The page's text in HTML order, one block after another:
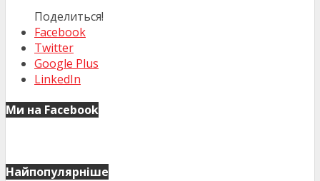
Поделиться!
Facebook
Twitter
Google Plus
LinkedIn
Ми на Facebook
Найпопулярніше